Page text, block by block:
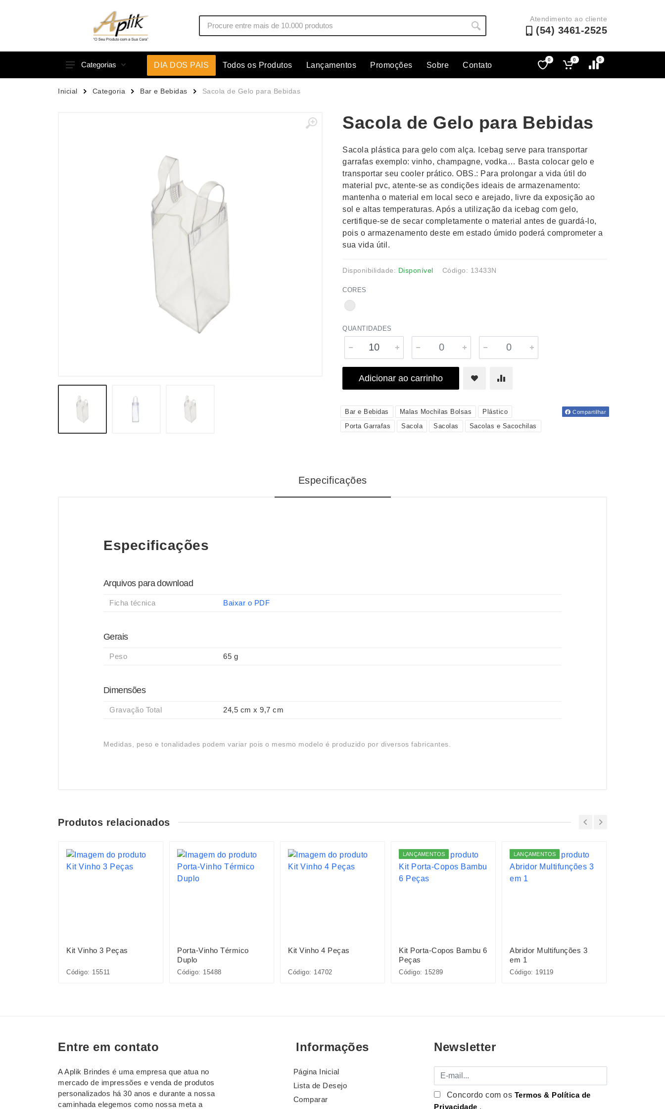
Atendimento ao cliente
(54) 3461-2525
Categorias
Acessórios p/ Celular
Canecas
Conjuntos Executivos
Cooler
Cuidados Pessoais
Esporte e Jogos
Fones de Ouvido
Informática e Telefonia
Kit Churrasco
Kit Queijo
Lanternas e Luminárias
Linha Ecológica
Linha Masculina
Malas Mochilas Bolsas
Microfones
Moda e Estilo
DIA DOS PAIS Todos os Produtos Lançamentos Promoções Sobre Contato
0 0 0
Inicial Categoria Bar e Bebidas Sacola de Gelo para Bebidas
Sacola de Gelo para Bebidas
Sacola plástica para gelo com alça. Icebag serve para transportar
garrafas exemplo: vinho, champagne, vodka… Basta colocar gelo e
transportar seu cooler prático. OBS.: Para prolongar a vida útil do
material pvc, atente-se as condições ideais de armazenamento:
mantenha o material em local seco e arejado, livre da exposição ao
sol e altas temperaturas. Após a utilização da icebag com gelo,
certifique-se de secar completamente o material antes de guardá-lo,
pois o armazenamento deste em estado úmido poderá comprometer a
sua vida útil.
Disponibilidade: Disponível Código: 13433N
CORES
QUANTIDADES
Adicionar ao carrinho
Bar e Bebidas Malas Mochilas Bolsas
Plástico
Porta Garrafas
Sacola Sacolas Sacolas e Sacochilas
Compartilhar
Especificações
Especificações
Arquivos para download
Ficha técnica Baixar o PDF
Gerais
Peso 65 g
Dimensões
Gravação Total 24,5 cm x 9,7 cm
Medidas, peso e tonalidades podem variar pois o mesmo modelo é produzido por diversos fabricantes.
Produtos relacionados
Kit Vinho 3 Peças
Código: 15511
Porta-Vinho Térmico
Duplo
Código: 15488
Kit Vinho 4 Peças
Código: 14702
LANÇAMENTOS
Kit Porta-Copos Bambu 6
Peças
Código: 15289
LANÇAMENTOS
Abridor Multifunções 3
em 1
Código: 19119
Entre em contato
A Aplik Brindes é uma empresa que atua no
mercado de impressões e venda de produtos
personalizados há 30 anos e durante a nossa
caminhada elegemos como nossa meta a
Informações
Página Inicial
Lista de Desejo
Comparar
Newsletter
E-mail
Concordo com os Termos & Política de
Privacidade .